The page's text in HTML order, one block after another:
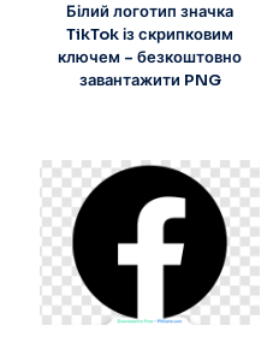
Білий логотип значка
TikTok із скрипковим
ключем – безкоштовно
завантажити PNG